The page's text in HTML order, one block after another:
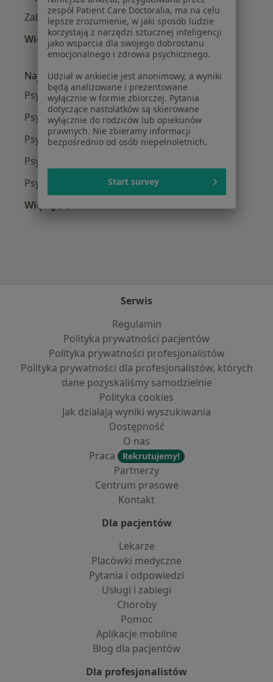
Zaburzenia emocjonalne w Krakowie
Więcej (15)
Więcej w kategorii: Najczęście leczone
Najpopularniejsze ubezpieczenia
Psycholodzy z Allianz w Krakowie
Psycholodzy z Signal Iduna w Krakowie
Psycholodzy z JP MEDICA w Krakowie
Psycholodzy z TU Zdrowie w Krakowie
Psycholodzy z Świat Zdrowia w Krakowie
Więcej (8)
Serwis
Regulamin
Polityka prywatności pacjentów
Polityka prywatności profesjonalistów
Polityka prywatności dla profesjonalistów, których
dane pozyskaliśmy samodzielnie
Polityka cookies
Jak działają wyniki wyszukiwania
Dostępność
O nas
Praca
Rekrutujemy!
Partnerzy
Centrum prasowe
Kontakt
Dla pacjentów
Lekarze
Placówki medyczne
Pytania i odpowiedzi
Usługi i zabiegi
Choroby
Pomoc
Aplikacje mobilne
Blog dla pacjentów
Dla profesjonalistów
zespół Patient Care Doctoralia, ma na celu
lepsze zrozumienie, w jaki sposób ludzie
korzystają z narzędzi sztucznej inteligencji
jako wsparcia dla swojego dobrostanu
emocjonalnego i zdrowia psychicznego.
Udział w ankiecie jest anonimowy, a wyniki
będą analizowane i prezentowane
wyłącznie w formie zbiorczej. Pytania
dotyczące nastolatków są skierowane
wyłącznie do rodziców lub opiekunów
prawnych. Nie zbieramy informacji
bezpośrednio od osób niepełnoletnich.
Start survey